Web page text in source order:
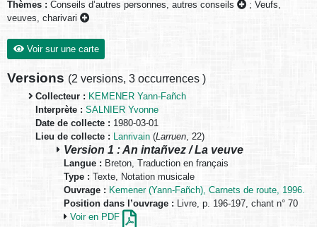
Thèmes : Conseils d’autres personnes, autres conseils ; Veufs,
veuves, charivari
Voir sur une carte
Versions (2 versions, 3 occurrences )
Collecteur : KEMENER Yann-Fañch
Interprète : SALNIER Yvonne
Date de collecte : 1980-03-01
Lieu de collecte : Lanrivain (Larruen, 22)
Version 1 : An intañvez / La veuve
Langue : Breton, Traduction en français
Type : Texte, Notation musicale
Ouvrage : Kemener (Yann-Fañch), Carnets de route, 1996.
Position dans l’ouvrage : Livre, p. 196-197, chant n° 70
Voir en PDF